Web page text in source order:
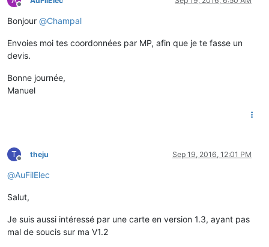
Offline
Bonjour @Champal
Envoies moi tes coordonnées par MP, afin que je te fasse un
devis.
Bonne journée,
Manuel
T
Offline
theju Sep 19, 2016, 12:01 PM
@AuFilElec
Salut,
Je suis aussi intéressé par une carte en version 1.3, ayant pas
mal de soucis sur ma V1.2